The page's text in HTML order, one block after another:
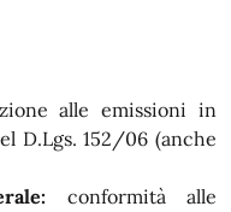
alle emissioni in
D.Lgs. 152/06 (anche
conformità alle